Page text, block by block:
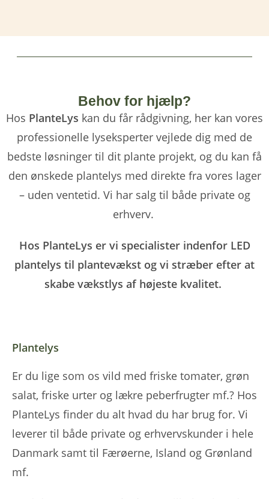
Behov for hjælp?
Hos PlanteLys kan du får rådgivning, her kan vores
professionelle lyseksperter vejlede dig med de
bedste løsninger til dit plante projekt, og du kan få
den ønskede plantelys med direkte fra vores lager
– uden ventetid. Vi har salg til både private og
erhverv.
Hos PlanteLys er vi specialister indenfor LED
plantelys til plantevækst og vi stræber efter at
skabe vækstlys af højeste kvalitet.
Plantelys
Er du lige som os vild med friske tomater, grøn
salat, friske urter og lækre peberfrugter mf.? Hos
PlanteLys finder du alt hvad du har brug for. Vi
leverer til både private og erhvervskunder i hele
Danmark samt til Færøerne, Island og Grønland
mf.